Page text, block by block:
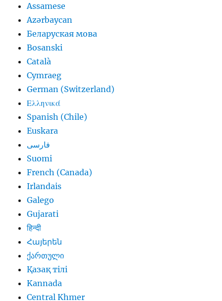
Assamese
Azərbaycan
Беларуская мова
Bosanski
Català
Cymraeg
German (Switzerland)
Ελληνικά
Spanish (Chile)
Euskara
فارسی
Suomi
French (Canada)
Irlandais
Galego
Gujarati
हिन्दी
Հայերեն
ქართული
Қазақ тілі
Kannada
Central Khmer